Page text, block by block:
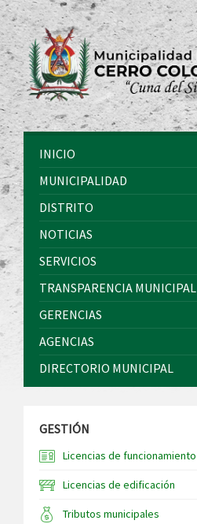
INICIO
MUNICIPALIDAD
DISTRITO
NOTICIAS
SERVICIOS
TRANSPARENCIA MUNICIPAL
GERENCIAS
AGENCIAS
DIRECTORIO MUNICIPAL
GESTIÓN
Licencias de funcionamiento
Licencias de edificación
Tributos municipales